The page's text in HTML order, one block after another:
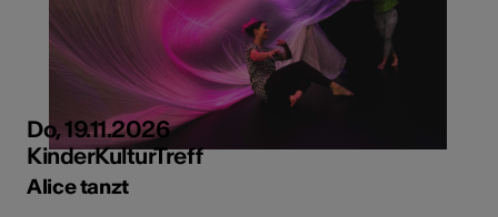
Do, 19.11.2026
KinderKulturTreff
Alice tanzt